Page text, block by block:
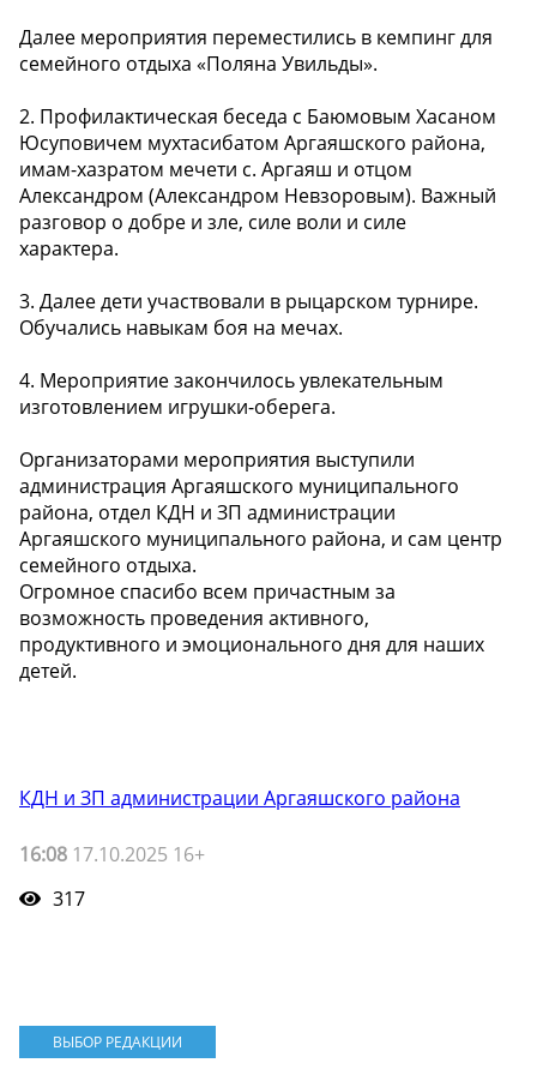
Далее мероприятия переместились в кемпинг для
семейного отдыха «Поляна Увильды».
2. Профилактическая беседа с Баюмовым Хасаном
Юсуповичем мухтасибатом Аргаяшского района,
имам-хазратом мечети с. Аргаяш и отцом
Александром (Александром Невзоровым). Важный
разговор о добре и зле, силе воли и силе
характера.
3. Далее дети участвовали в рыцарском турнире.
Обучались навыкам боя на мечах.
4. Мероприятие закончилось увлекательным
изготовлением игрушки-оберега.
Организаторами мероприятия выступили
администрация Аргаяшского муниципального
района, отдел КДН и ЗП администрации
Аргаяшского муниципального района, и сам центр
семейного отдыха.
Огромное спасибо всем причастным за
возможность проведения активного,
продуктивного и эмоционального дня для наших
детей.
КДН и ЗП администрации Аргаяшского района
16:08 17.10.2025 16+
317
ВЫБОР РЕДАКЦИИ